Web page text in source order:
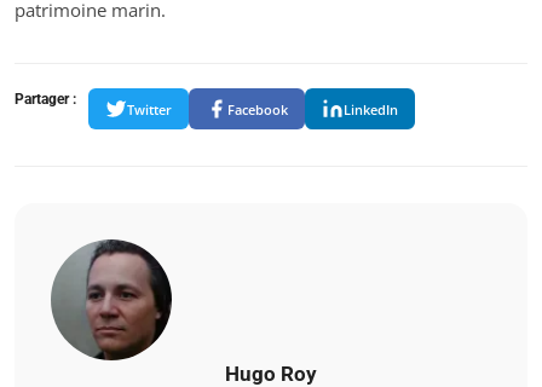
patrimoine marin.
Partager :
Twitter Facebook LinkedIn
Hugo Roy